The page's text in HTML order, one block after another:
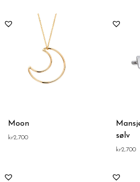
Moon
kr2,700
sølv
kr2,700